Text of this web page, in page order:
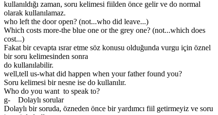
kullanıldığı zaman, soru kelimesi fiilden önce gelir ve do normal
olarak kullanılamaz.
who left the door open? (not...who did leave...)
Which costs more-the blue one or the grey one? (not...which does
cost...)
Fakat bir cevapta ısrar etme söz konusu olduğunda vurgu için öznel
bir soru kelimesinden sonra
do kullanılabilir.
well,tell us-what did happen when your father found you?
Soru kelimesi bir nesne ise do kullanılır.
Who do you want to speak to?
g- Dolaylı sorular
Dolaylı bir soruda, özneden önce bir yardımcı fiil getirmeyiz ve soru